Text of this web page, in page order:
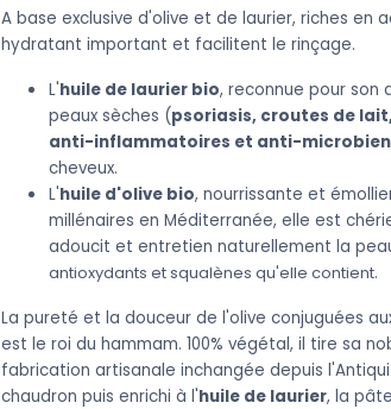
A base exclusive d'olive et de laurier, riches en
hydratant important et facilitent le rinçage.
L'huile de laurier bio, reconnue pour son
peaux sèches (psoriasis, croutes de
anti-inflammatoires et anti-
cheveux.
L'huile d'olive bio, nourrissante et
millénaires en Méditerranée, elle est
adoucit et entretien naturellement la
antioxydants et squalènes qu'elle contient.
La pureté et la douceur de l'olive conjuguées
est le roi du hammam. 100% végétal, il tire sa
fabrication artisanale inchangée depuis
chaudron puis enrichi à l'huile de laurier, la